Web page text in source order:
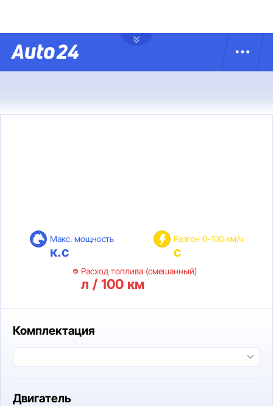
Макс. мощность
к.с
Разгон 0-100 км/ч
с
Расход топлива (смешанный)
л / 100 км
Комплектация
Двигатель